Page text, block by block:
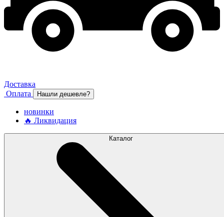
Доставка
Оплата
Нашли дешевле?
новинки
🔥 Ликвидация
Каталог